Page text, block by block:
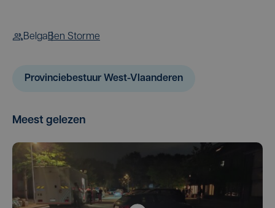
BelgaBen Storme
Provinciebestuur West-Vlaanderen
Meest gelezen